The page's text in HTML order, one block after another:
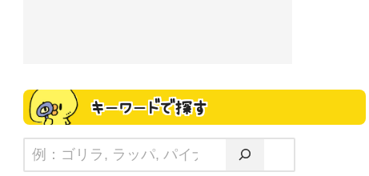
キーワードで探す